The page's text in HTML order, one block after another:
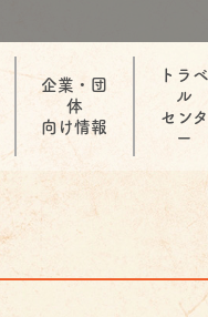
企業・団
体
向け情報
トラベ
ル
センタ
ー